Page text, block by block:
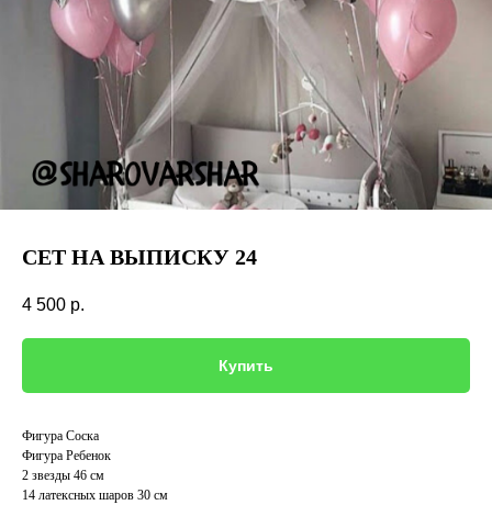
СЕТ НА ВЫПИСКУ 24
4 500 р.
Купить
Фигура Соска
Фигура Ребенок
2 звезды 46 см
14 латексных шаров 30 см